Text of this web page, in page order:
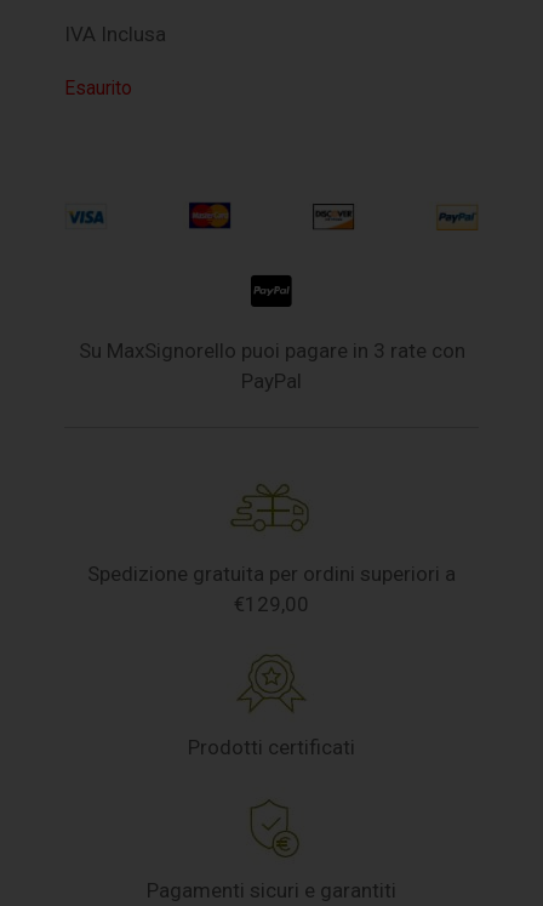
IVA Inclusa
Esaurito
Su MaxSignorello puoi pagare in 3 rate con
PayPal
Spedizione gratuita per ordini superiori a
€129,00
Prodotti certificati
Pagamenti sicuri e garantiti